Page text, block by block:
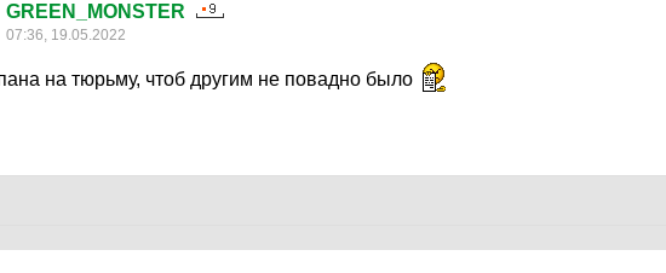
GREEN_MONSTER
07:36, 19.05.2022
на тюрьму, чтоб другим не повадно было